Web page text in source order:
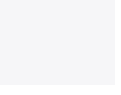
손녓 공항의 전망을